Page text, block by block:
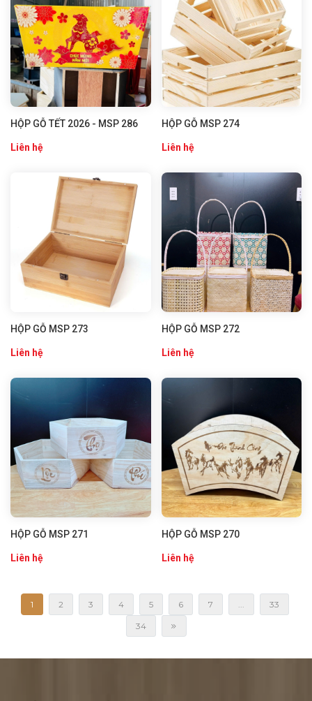
HỘP GỖ TẾT 2026 - MSP 286
Liên hệ
HỘP GỖ MSP 274
Liên hệ
HỘP GỖ MSP 273
Liên hệ
HỘP GỖ MSP 272
Liên hệ
HỘP GỖ MSP 271
Liên hệ
HỘP GỖ MSP 270
Liên hệ
1 2 3 4 5 6 7 ... 33
34